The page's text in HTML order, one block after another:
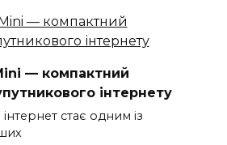
— компактний
інтернету
стає одним із